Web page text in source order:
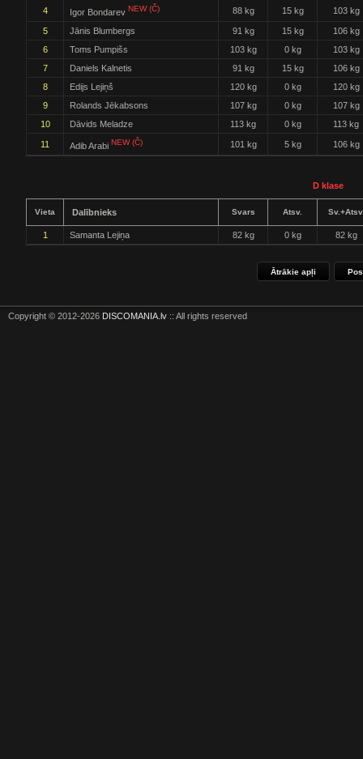
4 Igor Bondarev NEW (Č) 88 kg 15 kg 103 kg
5 Jānis Blumbergs 91 kg 15 kg
106 kg
6
Toms Pumpišs 103 kg 0 kg
103 kg
7
Daniels Kalnetis 91 kg 15 kg
106 kg
8
Edijs Lejiņš 120 kg 0 kg
120 kg
9
Rolands Jēkabsons 107 kg 0 kg
107 kg
10
Dāvids Meladze 113 kg 0 kg 113 kg
11 Adib Arabi NEW (Č) 101 kg 5 kg 106 kg
D klase
Vieta Dalībnieks Svars Atsv.
1 Samanta Lejiņa 82 kg 0 kg 82 kg
Ātrākie apļi
Copyright © 2012-2026 DISCOMANIA.lv :: All rights reserved